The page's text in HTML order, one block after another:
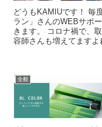
どうもKAMIUです！ 毎
ラン」さんのWEBサポ
きます。 コロナ禍で、
容師さんも増えてます
全般